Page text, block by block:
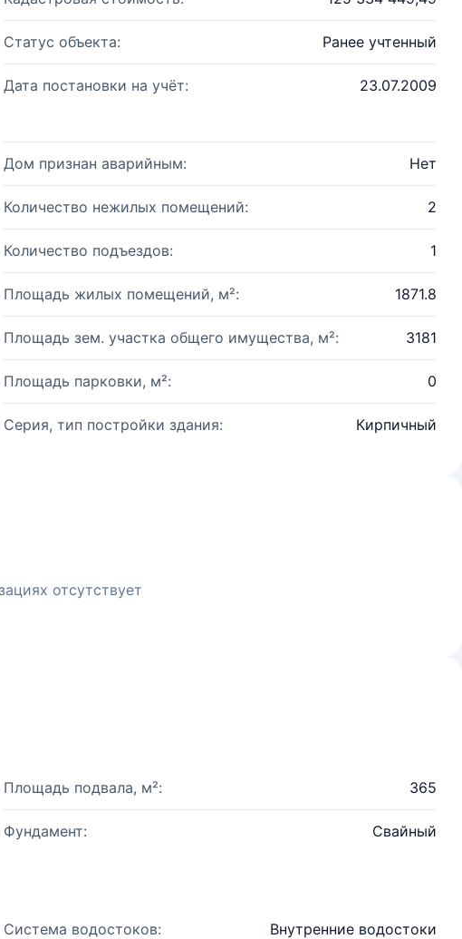
Статус объекта: Ранее учтенный
Дата постановки на учёт: 23.07.2009
Дом признан аварийным: Нет
Количество нежилых помещений: 2
Количество подъездов: 1
Площадь жилых помещений, м²: 1871.8
Площадь зем. участка общего имущества, м²: 3181
Площадь парковки, м²: 0
Серия, тип постройки здания: Кирпичный
отсутствует
Площадь подвала, м²: 365
Фундамент: Свайный
Система водостоков: Внутренние водостоки